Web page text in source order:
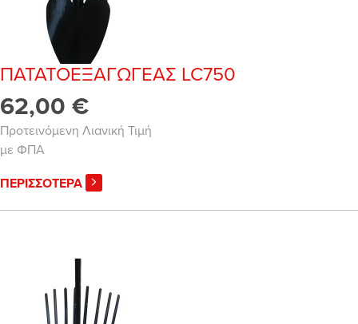
ΠΑΤΑΤΟΕΞΑΓΩΓΕΑΣ LC750
62,00 €
Προτεινόμενη Λιανική Τιμή
με ΦΠΑ
ΠΕΡΙΣΣΟΤΕΡΑ